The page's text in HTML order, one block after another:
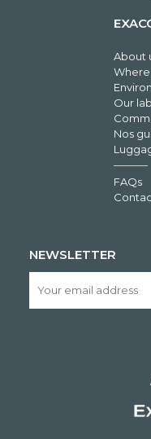
About
Our
Nos
FAQs
NEWSLETTER